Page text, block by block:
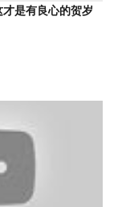
才是有良心的贺岁